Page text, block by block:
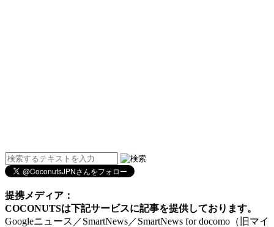
提携メディア：
COCONUTSは下記サービスに記事を提供しております。
Googleニュース／SmartNews／SmartNews for docomo（旧マイ